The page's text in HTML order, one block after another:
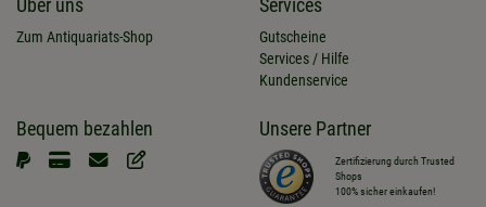
Über uns
Zum Antiquariats-Shop
Services
Gutscheine
Services / Hilfe
Kundenservice
Bequem bezahlen Unsere Partner
Zertifizierung durch Trusted
Shops
100% sicher einkaufen!